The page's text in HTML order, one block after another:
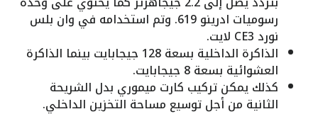
رسوميات ادرينو 619. وتم استخدامه في وان بلس
نورد CE3 لايت.
الذاكرة الداخلية بسعة 128 جيجابايت بينما الذاكرة
العشوائية بسعة 8 جيجابايت.
كذلك يمكن تركيب كارت ميموري بدل الشريحة
الثانية من أجل توسيع مساحة التخزين الداخلي.